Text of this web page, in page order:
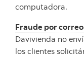
computadora.
Fraude por
Davivienda no
los clientes